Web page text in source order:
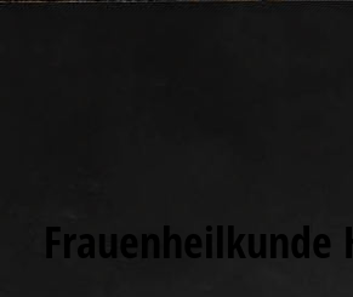
Frauenheilkunde